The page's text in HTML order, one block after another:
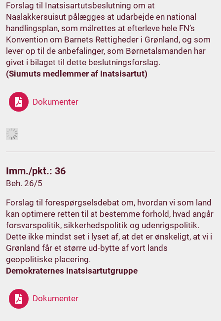
Forslag til Inatsisartutsbeslutning om at
Naalakkersuisut pålægges at udarbejde en national
handlingsplan, som målrettes at efterleve hele FN’s
Konvention om Barnets Rettigheder i Grønland, og som
lever op til de anbefalinger, som Børnetalsmanden har
givet i bilaget til dette beslutningsforslag.
(Siumuts medlemmer af Inatsisartut)
Dokumenter
Imm./pkt.: 36
Beh. 26/5
Forslag til forespørgselsdebat om, hvordan vi som land
kan optimere retten til at bestemme forhold, hvad angår
forsvarspolitik, sikkerhedspolitik og udenrigspolitik.
Dette ikke mindst set i lyset af, at det er ønskeligt, at vi i
Grønland får et større ud-bytte af vort lands
geopolitiske placering.
Demokraternes Inatsisartutgruppe
Dokumenter